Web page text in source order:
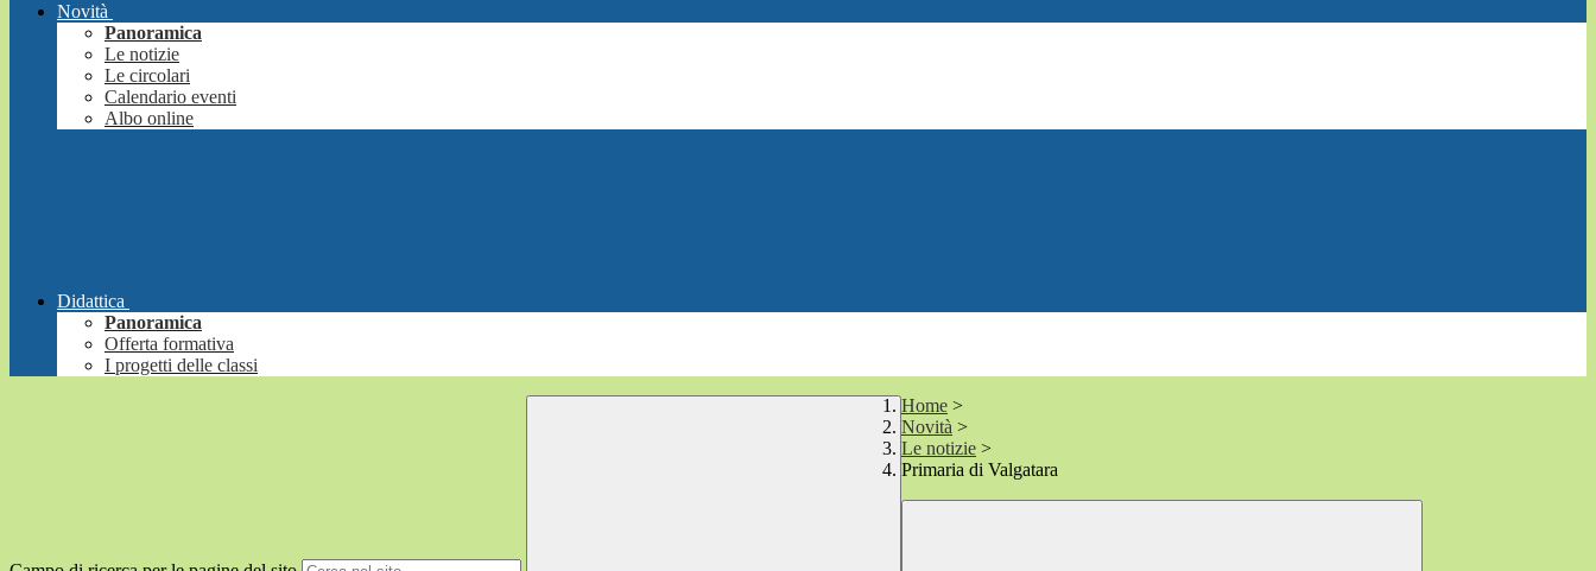
Novità
Panoramica
Le notizie
Le circolari
Calendario eventi
Albo online
Didattica
Panoramica
Offerta formativa
I progetti delle classi
Home >
Novità >
Le notizie >
Primaria di Valgatara